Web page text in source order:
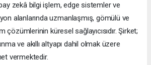
zekâ bilgi işlem, edge sistemler ve
alanlarında uzmanlaşmış, gömülü ve
çözümlerinin küresel sağlayıcısıdır. Şirket;
ve akıllı altyapı dahil olmak üzere
vermektedir.